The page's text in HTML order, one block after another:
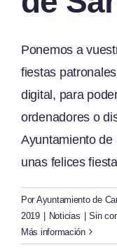
Ponemos a
fiestas
digital, para
ordenadores o
Ayuntamiento de
unas felices
Por Ayuntamiento de
2019
Noticias
Sin
Más información